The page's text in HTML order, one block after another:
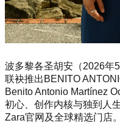
波多黎各圣胡安（2026
联袂推出BENITO
Benito Antonio Martínez
初心、创作内核与独到人
Zara官网及全球精选门店。